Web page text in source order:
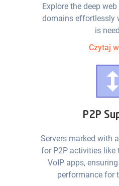
Explore the deep
domains effortlessly
is
Czytaj
P2P
Servers marked with
for P2P activities like
VoIP apps,
performance for